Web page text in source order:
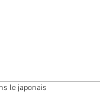
le japonais